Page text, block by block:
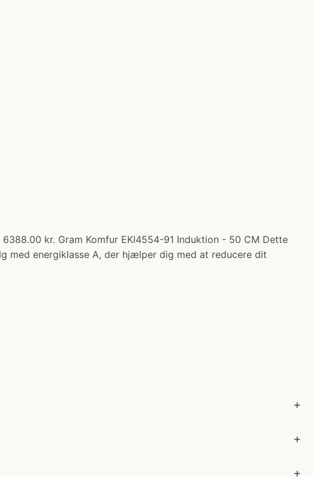
kr. Gram Komfur EKI4554-91 Induktion - 50 CM Dette
med energiklasse A, der hjælper dig med at reducere dit